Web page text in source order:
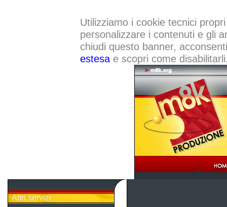
Utilizziamo i cookie tecnici
personalizzare i contenuti e gli
chiudi questo banner,
estesae scopri come
Altri servizi